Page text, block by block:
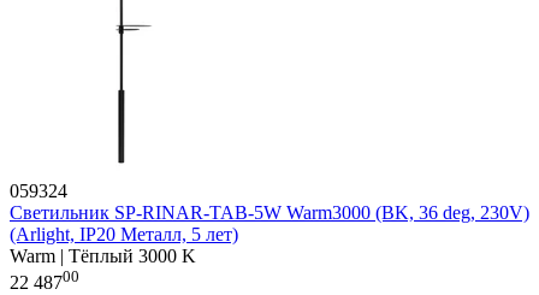
059324
Светильник SP-RINAR-TAB-5W Warm3000 (BK, 36 deg, 230V)
(Arlight, IP20 Металл, 5 лет)
Warm | Тёплый 3000 K
22 48700